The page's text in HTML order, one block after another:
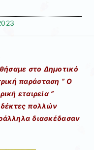
στο Δημοτικό
παράσταση ” Ο
εταιρεία ”
πολλών
διασκέδασαν